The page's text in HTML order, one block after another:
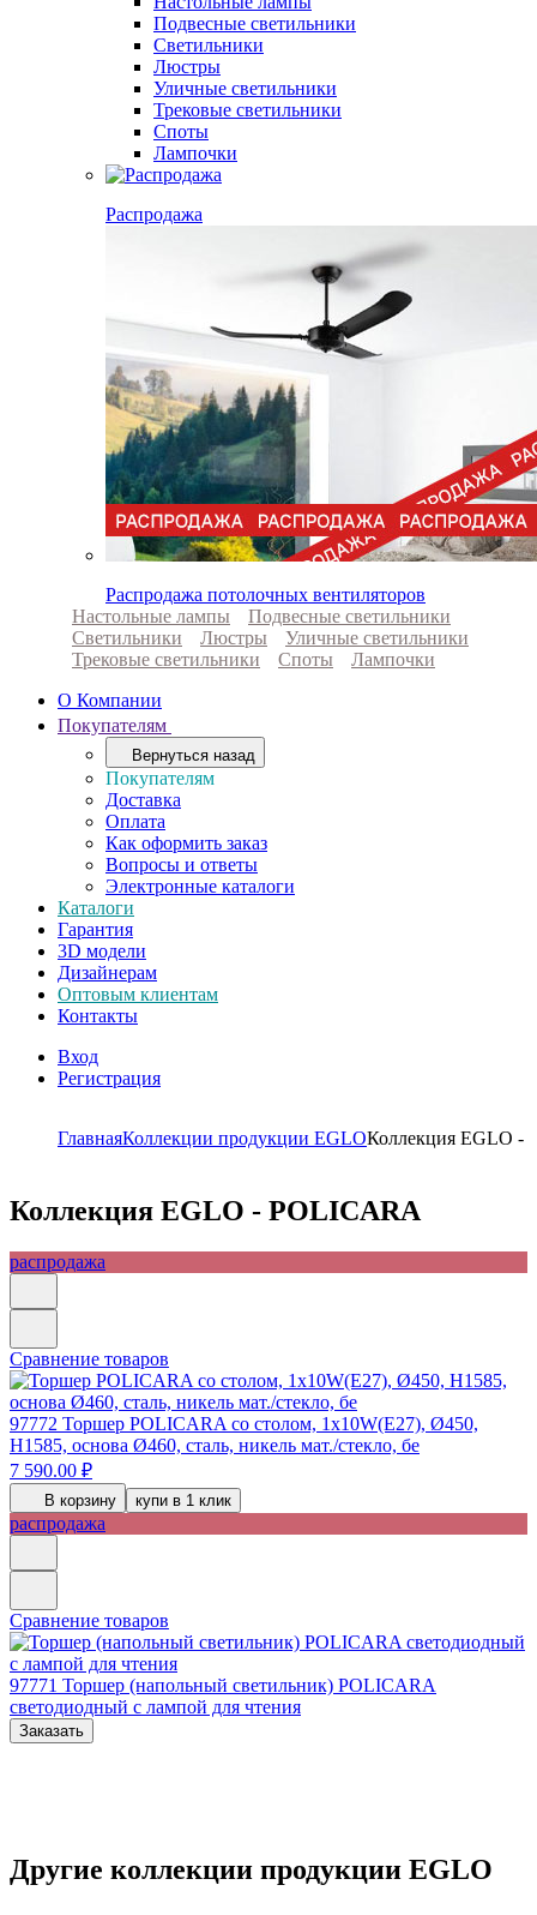
Подвесные светильники
Светильники
Люстры
Уличные светильники
Трековые светильники
Споты
Лампочки
Распродажа
Распродажа потолочных вентиляторов
Настольные лампы
Подвесные светильники
Светильники
Люстры
Уличные светильники
Трековые светильники
Споты
Лампочки
О Компании
Покупателям
Вернуться назад
Покупателям
Доставка
Оплата
Как оформить заказ
Вопросы и ответы
Электронные каталоги
Каталоги
Гарантия
3D модели
Дизайнерам
Оптовым клиентам
Контакты
Вход
Регистрация
ГлавнаяКоллекции продукции EGLOКоллекция EGLO -
Коллекция EGLO - POLICARA
распродажа
Сравнение товаров
97772 Торшер POLICARA cо столом, 1х10W(E27), Ø450,
H1585, основа Ø460, сталь, никель мат./стекло, бе
7 590.00 ₽
В корзину купи в 1 клик
распродажа
Сравнение товаров
97771 Торшер (напольный светильник) POLICARA
светодиодный с лампой для чтения
Заказать
Другие коллекции продукции EGLO